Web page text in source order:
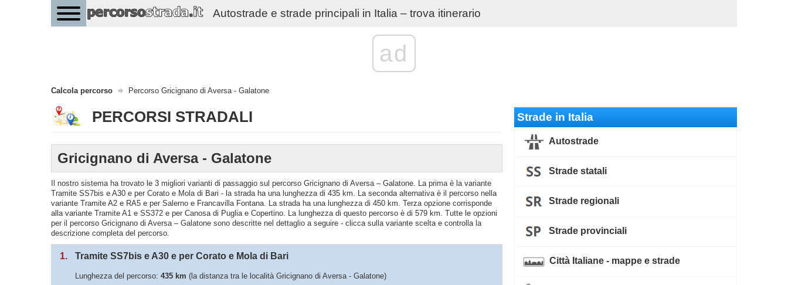
Autostrade e strade principali in Italia – trova itinerario
ad
Calcola percorso Percorso Gricignano di Aversa - Galatone
PERCORSI STRADALI
Gricignano di Aversa - Galatone
Il nostro sistema ha trovato le 3 migliori varianti di passaggio sul percorso Gricignano di Aversa – Galatone. La prima è la variante
Tramite SS7bis e A30 e per Corato e Mola di Bari - la strada ha una lunghezza di 435 km. La seconda alternativa è il percorso nella
variante Tramite A2 e RA5 e per Salerno e Francavilla Fontana. La strada ha una lunghezza di 450 km. Terza opzione corrisponde
alla variante Tramite A1 e SS372 e per Canosa di Puglia e Copertino. La lunghezza di questo percorso è di 579 km. Tutte le opzioni
per il percorso Gricignano di Aversa – Galatone sono descritte nel dettaglio a seguire - clicca sulla variante scelta e controlla la
descrizione completa del percorso.
1. Tramite SS7bis e A30 e per Corato e Mola di Bari
Lunghezza del percorso: 435 km (la distanza tra le località Gricignano di Aversa - Galatone)
Strade in Italia
Autostrade
Strade statali
Strade regionali
Strade provinciali
Città Italiane - mappe e strade